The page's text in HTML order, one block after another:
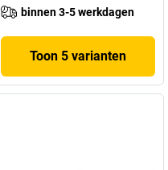
binnen 3-5 werkdagen
Toon 5 varianten